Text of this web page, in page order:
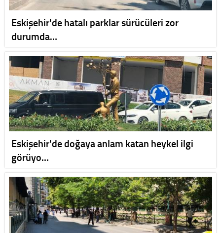
Eskişehir'de hatalı parklar sürücüleri zor
durumda…
Eskişehir'de doğaya anlam katan heykel ilgi
görüyo…